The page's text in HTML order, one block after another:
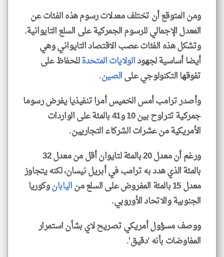
ومن المتوقع أن تختلف معدلات رسوم هذه الفئات عن
المعدل الإجمالي للرسوم الجمركية على السلع التايوانية.
وتشكل هذه الفئات عصب الاقتصاد التايواني وهي
أيضا أساسية لجهودالولايات المتحدةللحفاظ على
تفوقها التكنولوجي علىالصين.
وأصدر ترامب أمس الخميس أمرا تنفيذيا يفرض رسوما
جمركية تتراوح بين 10 و41 بالمئة على الواردات
الأمريكية من عشرات الشركاء التجاريين.
ورغم أن معدل 20 بالمئة لتايوان أقل من معدل 32
بالمئة الذي هدد به ترامب في أبريل نيسان، لكنه يتجاوز
معدل 15 بالمئة المفروض على السلع من
اليابانوكوريا
الجنوبية والاتحاد الأوروبي.
ووصف مسؤول أمريكي تصريح لاي بشأن استمرار
المفاوضات بأنه 'دقيق'.